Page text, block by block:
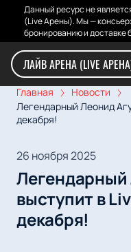
Данный ресурс не
(Live Арены). Мы —
бронированию и доставке
ЛАЙВ АРЕНА (LIVE
Главная
Новости
Легендарный Леонид
декабря!
26 ноября 2025
Легендарный
выступит в
декабря!